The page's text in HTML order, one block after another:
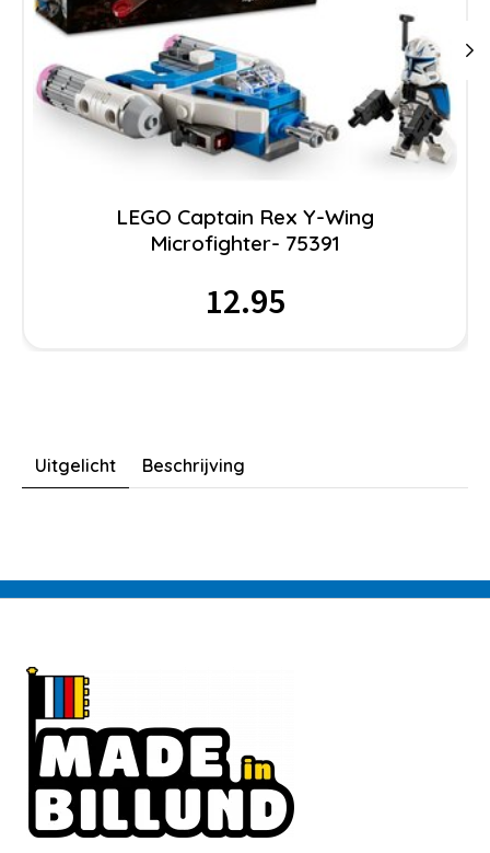
LEGO Captain Rex Y-Wing
Microfighter- 75391
12.95
Uitgelicht Beschrijving